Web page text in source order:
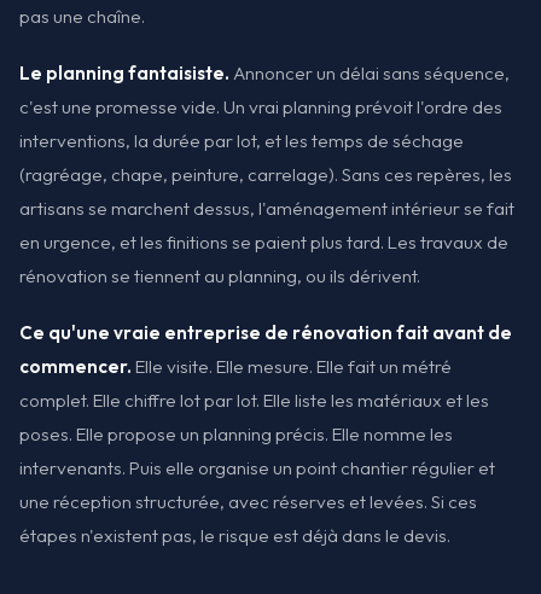
pas une chaîne.
Le planning fantaisiste. Annoncer un délai sans séquence,
c'est une promesse vide. Un vrai planning prévoit l'ordre des
interventions, la durée par lot, et les temps de séchage
(ragréage, chape, peinture, carrelage). Sans ces repères, les
artisans se marchent dessus, l'aménagement intérieur se fait
en urgence, et les finitions se paient plus tard. Les travaux de
rénovation se tiennent au planning, ou ils dérivent.
Ce qu'une vraie entreprise de rénovation fait avant de
commencer. Elle visite. Elle mesure. Elle fait un métré
complet. Elle chiffre lot par lot. Elle liste les matériaux et les
poses. Elle propose un planning précis. Elle nomme les
intervenants. Puis elle organise un point chantier régulier et
une réception structurée, avec réserves et levées. Si ces
étapes n'existent pas, le risque est déjà dans le devis.